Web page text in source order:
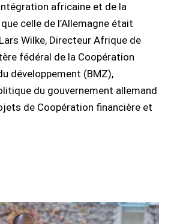
africaine et de la
celle de l’Allemagne était
Wilke, Directeur Afrique de
fédéral de la Coopération
développement (BMZ),
du gouvernement allemand
de Coopération financière et